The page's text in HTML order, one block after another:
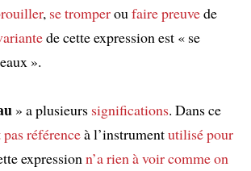
, se tromperou faire preuvede
de cette expression est « se
».
» a plusieurs significations. Dans ce
référenceà l’instrumentutilisépour
expression n’a rien à voircomme on